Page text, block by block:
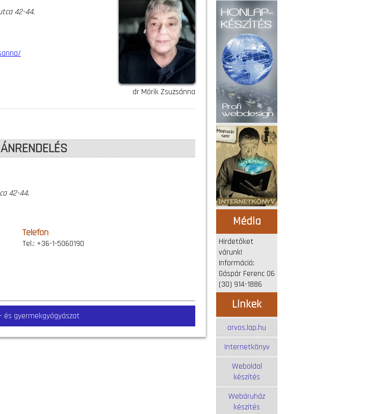
dr Mórik Zsuzsánna
42-44.
42-44.
Telefon
Tel.: +36-1-5060190
és gyermekgyógyászat
Média
Hirdetőket
várunk!
Információ:
Gáspár Ferenc 06
(30) 914-1886
Linkek
orvos.lap.hu
Internetkönyv
Weboldal
készítés
Webáruház
készítés